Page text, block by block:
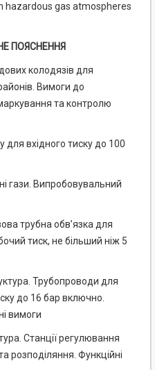
hazardous gas atmospheres
ПОЯСНЕННЯ
колодязів для
Вимоги до
та контролю
для вхідного тиску до 100
гази. Випробовувальний
трубна обв’язка для
тиск, не більший ніж 5
Трубопроводи для
до 16 бар включно.
вимоги
Станції регулювання
розподіляння. Функційні